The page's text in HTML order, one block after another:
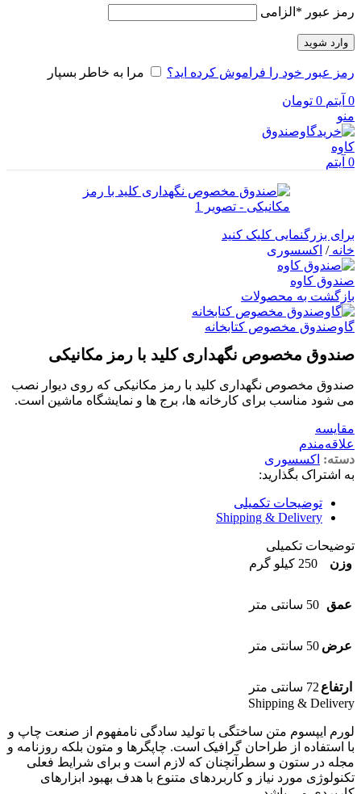
رمز عبور * الزامی
وارد شوید
رمز عبور خود را فراموش کرده اید؟ مرا به خاطر بسپار
0 آیتم 0 تومان
منو
0 آیتم
برای بزرگنمایی کلیک کنید
خانه/ اکسسوری
صندوق کاوه
بازگشت به محصولات
گاوصندوق مخصوص کتابخانه
صندوق مخصوص نگهداری کلید با رمز مکانیکی
صندوق مخصوص نگهداری کلید با رمز مکانیکی که روی دیوار نصب
می شود مناسب برای کارخانه ها، برج ها و نمایشگاه ماشین است.
مقایسه
علاقه‌مندم
دسته: اکسسوری
به اشتراک بگذارید:
توضیحات تکمیلی
Shipping & Delivery
توضیحات تکمیلی
وزن
250 کیلو گرم
عمق 50 سانتی متر
عرض 50 سانتی متر
ارتفاع 72 سانتی متر
Shipping & Delivery
لورم ایپسوم متن ساختگی با تولید سادگی نامفهوم از صنعت چاپ و
با استفاده از طراحان گرافیک است. چاپگرها و متون بلکه روزنامه و
مجله در ستون و سطرآنچنان که لازم است و برای شرایط فعلی
تکنولوژی مورد نیاز و کاربردهای متنوع با هدف بهبود ابزارهای